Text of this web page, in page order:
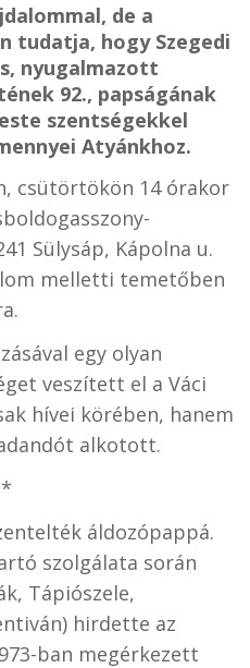
de a
tudatja, hogy Szegedi
nyugalmazott
92., papságának
szentségekkel
Atyánkhoz.
csütörtökön 14 órakor
Sülysáp, Kápolna u.
melletti temetőben
egy olyan
veszített el a Váci
hívei körében, hanem
alkotott.
*
áldozópappá.
szolgálata során
Tápiószele,
hirdette az
ban megérkezett